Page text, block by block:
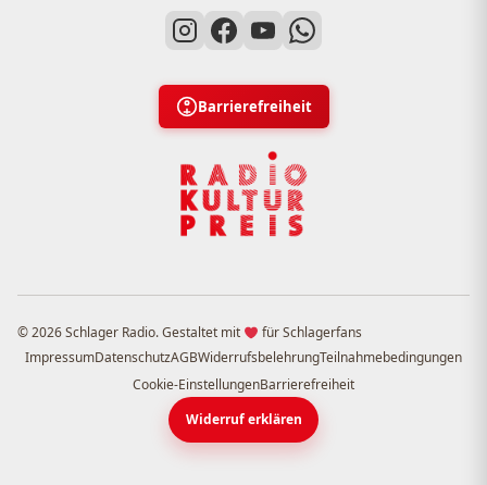
Barrierefreiheit
© 2026 Schlager Radio. Gestaltet mit
für Schlagerfans
ImpressumDatenschutzAGBWiderrufsbelehrungTeilnahmebedingungen
Cookie-EinstellungenBarrierefreiheit
Widerruf erklären